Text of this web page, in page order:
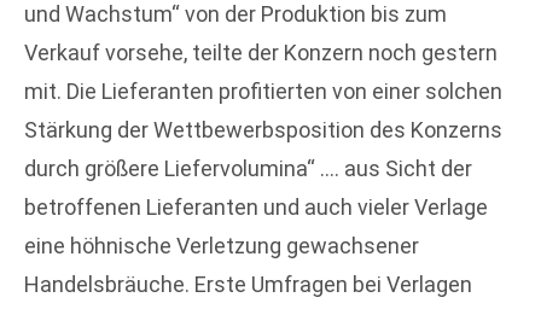
und Wachstum“ von der Produktion bis zum
Verkauf vorsehe, teilte der Konzern noch gestern
mit. Die Lieferanten profitierten von einer solchen
Stärkung der Wettbewerbsposition des Konzerns
durch größere Liefervolumina“ …. aus Sicht der
betroffenen Lieferanten und auch vieler Verlage
eine höhnische Verletzung gewachsener
Handelsbräuche. Erste Umfragen bei Verlagen